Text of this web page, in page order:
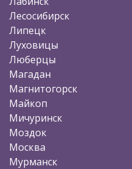
Лесосибирск
Липецк
Луховицы
Люберцы
Магадан
Магнитогорск
Майкоп
Мичуринск
Моздок
Москва
Мурманск